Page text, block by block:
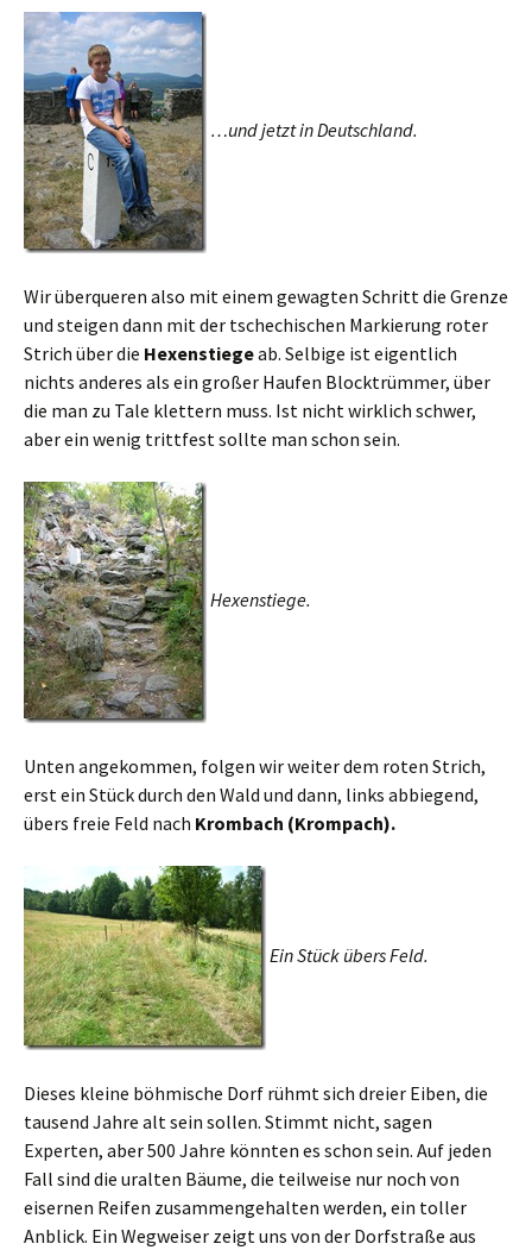
…und jetzt in Deutschland.
Wir überqueren also mit einem gewagten Schritt die Grenze
und steigen dann mit der tschechischen Markierung roter
Strich über die Hexenstiegeab. Selbige ist eigentlich
nichts anderes als ein großer Haufen Blocktrümmer, über
die man zu Tale klettern muss. Ist nicht wirklich schwer,
aber ein wenig trittfest sollte man schon sein.
Hexenstiege.
Unten angekommen, folgen wir weiter dem roten Strich,
erst ein Stück durch den Wald und dann, links abbiegend,
übers freie Feld nach Krombach (Krompach).
Ein Stück übers Feld.
Dieses kleine böhmische Dorf rühmt sich dreier Eiben, die
tausend Jahre alt sein sollen. Stimmt nicht, sagen
Experten, aber 500 Jahre könnten es schon sein. Auf jeden
Fall sind die uralten Bäume, die teilweise nur noch von
eisernen Reifen zusammengehalten werden, ein toller
Anblick. Ein Wegweiser zeigt uns von der Dorfstraße aus